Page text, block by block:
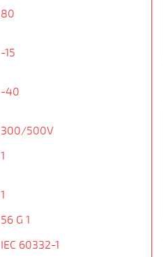
80
-15
-40
300/500V
1
1
56 G 1
IEC 60332-1